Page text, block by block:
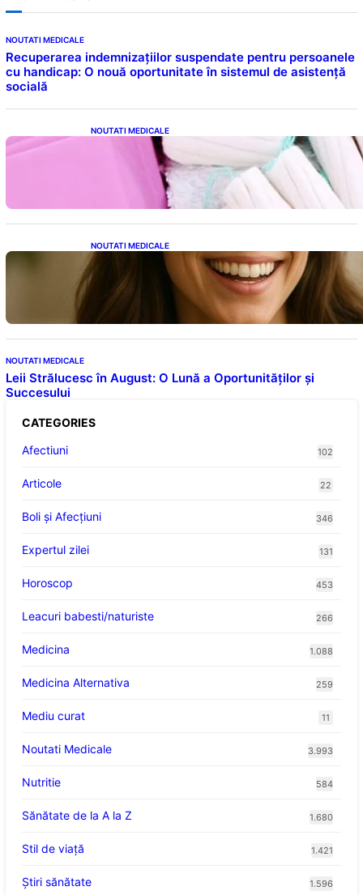
NOUTATI MEDICALE
Recuperarea indemnizațiilor suspendate pentru persoanele
cu handicap: O nouă oportunitate în sistemul de asistență
socială
NOUTATI MEDICALE
Tampoanele menstruale: O analiză profundă
a riscurilor legate de metale toxice
NOUTATI MEDICALE
Ceaiul – Băutura care protejează inima:
Descoperiri recente despre beneficiile
consumului zilnic
NOUTATI MEDICALE
Leii Strălucesc în August: O Lună a Oportunităților și
Succesului
CATEGORIES
Afectiuni
102
Articole 22
Boli și Afecțiuni 346
Expertul zilei 131
Horoscop 453
Leacuri babesti/naturiste 266
Medicina 1.088
Medicina Alternativa 259
Mediu curat 11
Noutati Medicale 3.993
Nutritie 584
Sănătate de la A la Z 1.680
Stil de viaţă 1.421
Ştiri sănătate 1.596